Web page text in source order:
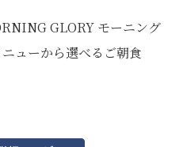
GLORY モーニング
ューから選べるご朝食